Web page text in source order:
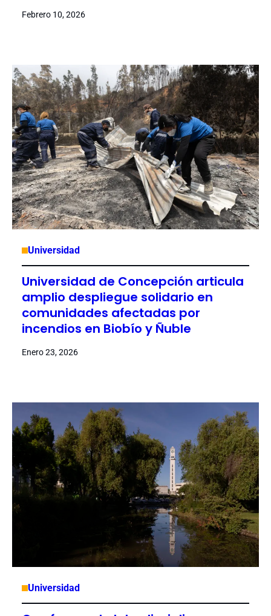
Febrero 10, 2026
Universidad
Universidad de Concepción articula
amplio despliegue solidario en
comunidades afectadas por
incendios en Biobío y Ñuble
Enero 23, 2026
Universidad